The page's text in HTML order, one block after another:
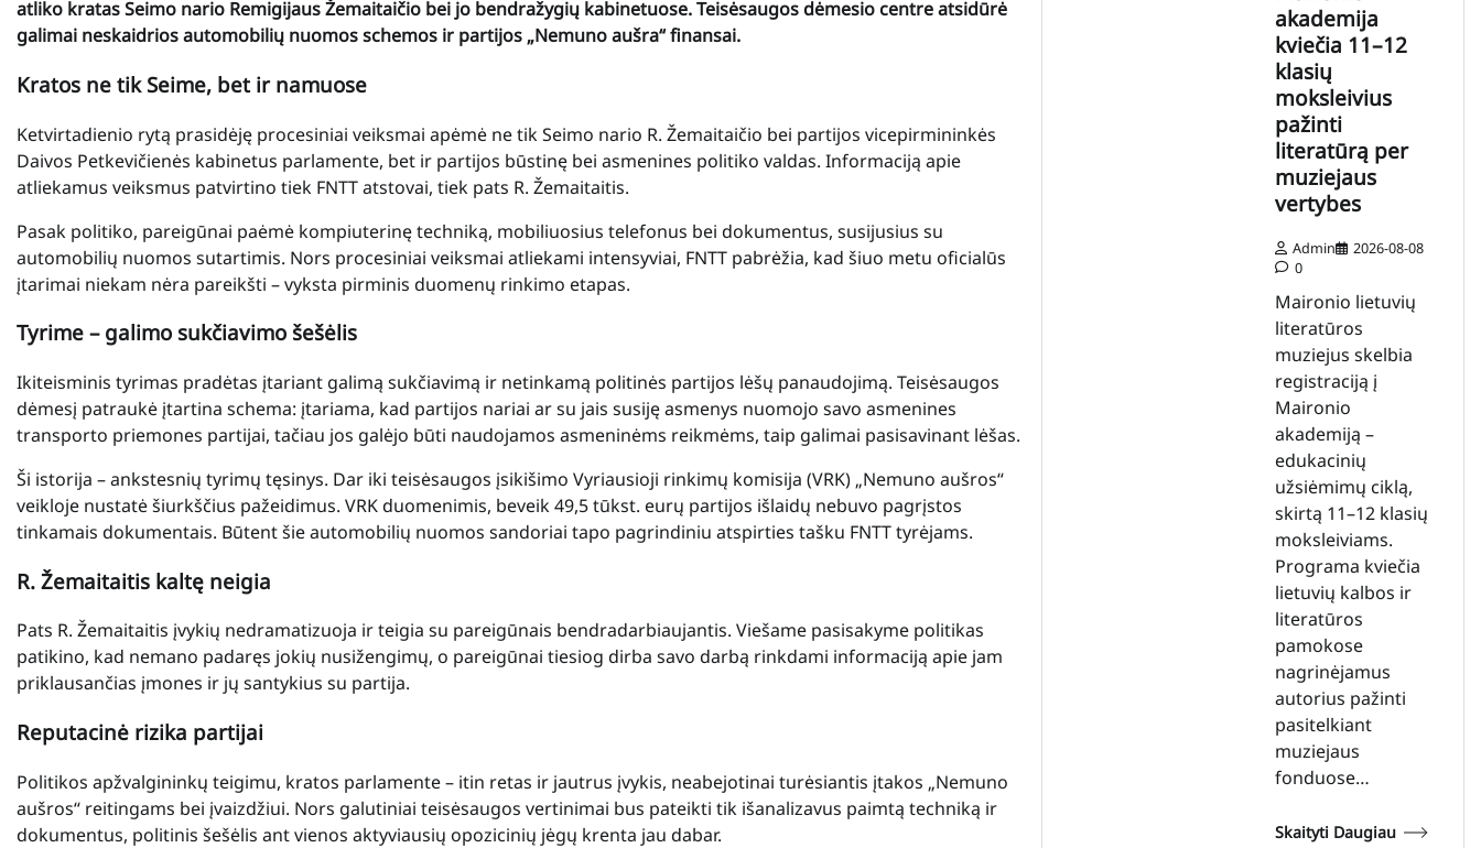
atliko kratas Seimo nario Remigijaus Žemaitaičio bei jo bendražygių kabinetuose. Teisėsaugos dėmesio centre atsidūrė
galimai neskaidrios automobilių nuomos schemos ir partijos „Nemuno aušra“ finansai.
Kratos ne tik Seime, bet ir namuose
Ketvirtadienio rytą prasidėję procesiniai veiksmai apėmė ne tik Seimo nario R. Žemaitaičio bei partijos vicepirmininkės
Daivos Petkevičienės kabinetus parlamente, bet ir partijos būstinę bei asmenines politiko valdas. Informaciją apie
atliekamus veiksmus patvirtino tiek FNTT atstovai, tiek pats R. Žemaitaitis.
Pasak politiko, pareigūnai paėmė kompiuterinę techniką, mobiliuosius telefonus bei dokumentus, susijusius su
automobilių nuomos sutartimis. Nors procesiniai veiksmai atliekami intensyviai, FNTT pabrėžia, kad šiuo metu oficialūs
įtarimai niekam nėra pareikšti – vyksta pirminis duomenų rinkimo etapas.
Tyrime – galimo sukčiavimo šešėlis
Ikiteisminis tyrimas pradėtas įtariant galimą sukčiavimą ir netinkamą politinės partijos lėšų panaudojimą. Teisėsaugos
dėmesį patraukė įtartina schema: įtariama, kad partijos nariai ar su jais susiję asmenys nuomojo savo asmenines
transporto priemones partijai, tačiau jos galėjo būti naudojamos asmeninėms reikmėms, taip galimai pasisavinant lėšas.
Ši istorija – ankstesnių tyrimų tęsinys. Dar iki teisėsaugos įsikišimo Vyriausioji rinkimų komisija (VRK) „Nemuno aušros“
veikloje nustatė šiurkščius pažeidimus. VRK duomenimis, beveik 49,5 tūkst. eurų partijos išlaidų nebuvo pagrįstos
tinkamais dokumentais. Būtent šie automobilių nuomos sandoriai tapo pagrindiniu atspirties tašku FNTT tyrėjams.
R. Žemaitaitis kaltę neigia
Pats R. Žemaitaitis įvykių nedramatizuoja ir teigia su pareigūnais bendradarbiaujantis. Viešame pasisakyme politikas
patikino, kad nemano padaręs jokių nusižengimų, o pareigūnai tiesiog dirba savo darbą rinkdami informaciją apie jam
priklausančias įmones ir jų santykius su partija.
Reputacinė rizika partijai
Politikos apžvalgininkų teigimu, kratos parlamente – itin retas ir jautrus įvykis, neabejotinai turėsiantis įtakos „Nemuno
aušros“ reitingams bei įvaizdžiui. Nors galutiniai teisėsaugos vertinimai bus pateikti tik išanalizavus paimtą techniką ir
dokumentus, politinis šešėlis ant vienos aktyviausių opozicinių jėgų krenta jau dabar.
akademija
kviečia 11–12
klasių
moksleivius
pažinti
literatūrą per
muziejaus
vertybes
Admin
2026-08-08
0
Maironio lietuvių
literatūros
muziejus skelbia
registraciją į
Maironio
akademiją –
edukacinių
užsiėmimų ciklą,
skirtą 11–12 klasių
moksleiviams.
Programa kviečia
lietuvių kalbos ir
literatūros
pamokose
nagrinėjamus
autorius pažinti
pasitelkiant
muziejaus
fonduose…
Skaityti Daugiau